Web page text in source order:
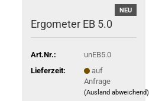
NEU
Ergometer EB 5.0
Art.Nr.:
unEB5.0
Lieferzeit:
auf
Anfrage
(Ausland abweichend)